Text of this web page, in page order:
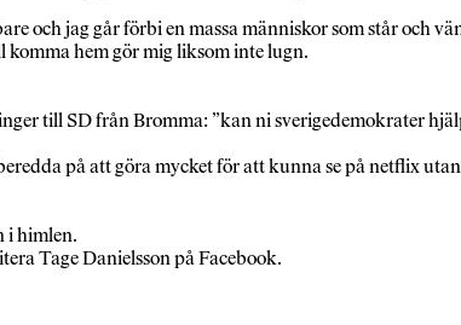
och jag går förbi en massa människor som står och
hem gör mig liksom inte lugn.
till SD från Bromma: ”kan ni sverigedemokrater
på att göra mycket för att kunna se på netflix
i himlen.
Tage Danielsson på Facebook.